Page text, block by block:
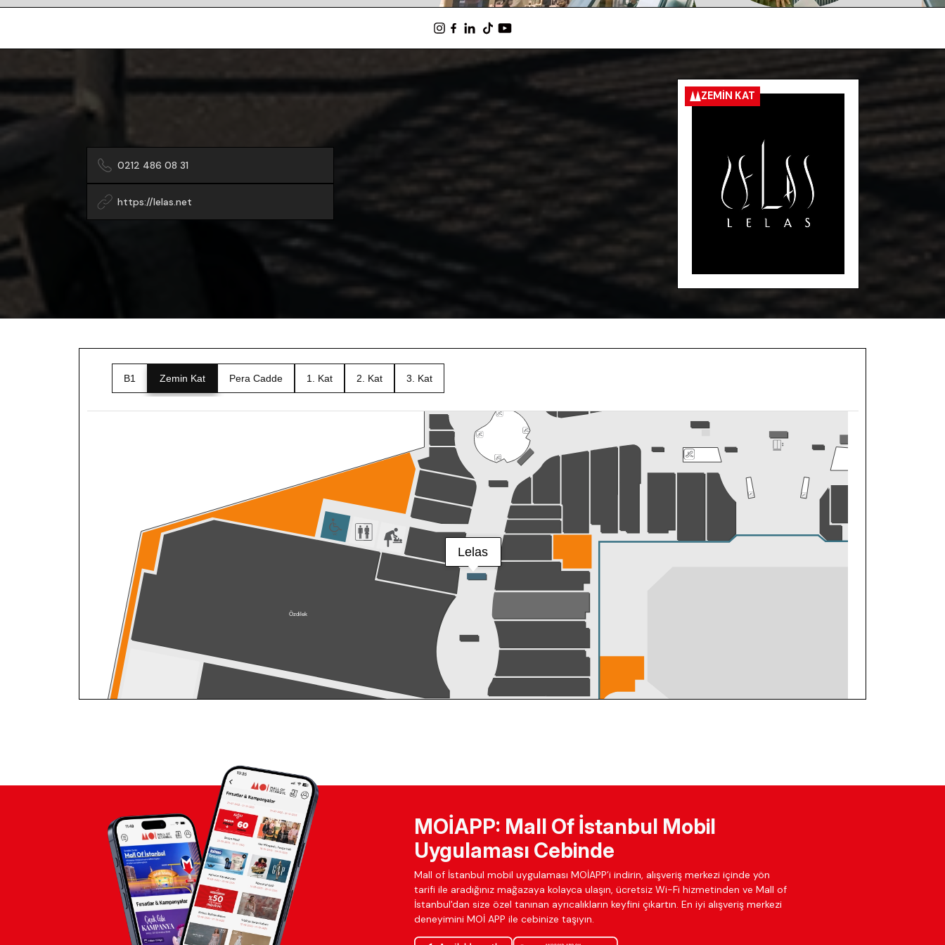
0212 486 08 31
https://lelas.net
ZEMIN KAT
MOİAPP: Mall Of İstanbul Mobil
Uygulaması Cebinde
Mall of İstanbul mobil uygulaması MOİAPP’i indirin, alışveriş merkezi içinde yön
tarifi ile aradığınız mağazaya kolayca ulaşın, ücretsiz Wi-Fi hizmetinden ve Mall of
İstanbul'dan size özel tanınan ayrıcalıkların keyfini çıkartın. En iyi alışveriş merkezi
deneyimini MOİ APP ile cebinize taşıyın.